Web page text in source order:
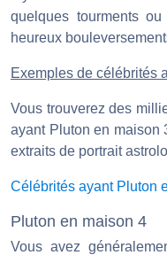
quelques tourments
heureux
Exemples de célébrités
Vous trouverez des
ayant Pluton en maison
extraits de portrait
Célébrités ayant Pluton
Pluton en maison 4
Vous avez